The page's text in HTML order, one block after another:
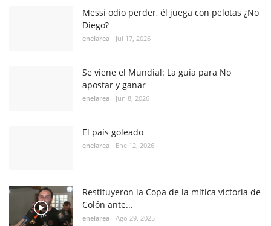
Messi odio perder, él juega con pelotas ¿No
Diego?
enelarea Jul 17, 2026
Se viene el Mundial: La guía para No
apostar y ganar
enelarea Jun 8, 2026
El país goleado
enelarea Ene 12, 2026
Restituyeron la Copa de la mítica victoria de
Colón ante...
enelarea Ago 29, 2025